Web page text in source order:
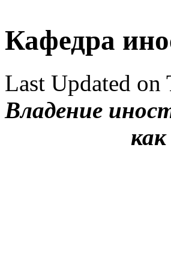
Кафедра
Last Updated on
Владение